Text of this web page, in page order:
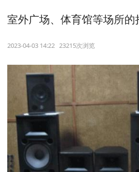
室外广场、体育馆等场所的
2023-04-03 14:22 23215次浏览